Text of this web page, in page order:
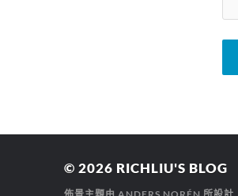
© 2026 RICHLIU'S BLOG